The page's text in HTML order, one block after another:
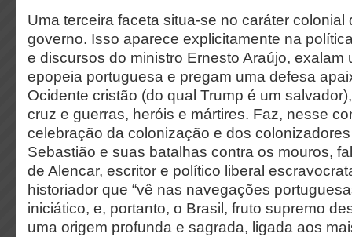
Uma terceira faceta situa-se no caráter colonial
governo. Isso aparece explicitamente na
e discursos do ministro Ernesto Araújo, exalam
epopeia portuguesa e pregam uma defesa
Ocidente cristão (do qual Trump é um
cruz e guerras, heróis e mártires. Faz, nesse
celebração da colonização e dos
Sebastião e suas batalhas contra os mouros,
de Alencar, escritor e político liberal
historiador que “vê nas navegações
iniciático, e, portanto, o Brasil, fruto supremo
uma origem profunda e sagrada, ligada aos